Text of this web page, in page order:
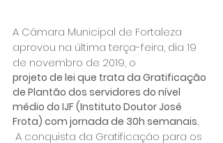
A Câmara Municipal de Fortaleza
aprovou na última terça-feira, dia 19
de novembro de 2019, o
projeto de lei que trata da Gratificação
de Plantão dos servidores do nível
médio do IJF (Instituto Doutor José
Frota) com jornada de 30h semanais.